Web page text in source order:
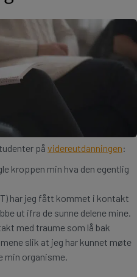
på videreutdanningen:
kroppen min hva den egentlig
har jeg fått kommet i kontakt
ut ifra de sunne delene mine.
med traume som lå bak
slik at jeg har kunnet møte
min organisme.